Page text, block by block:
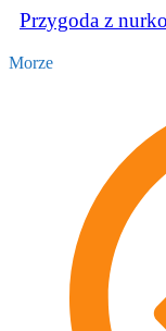
Przygoda z
Morze